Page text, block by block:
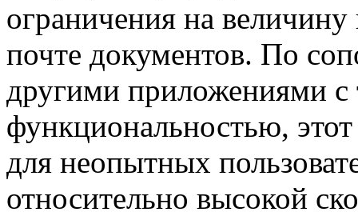
ограничения на
почте документов. По
другими приложениями с
функциональностью,
для неопытных
относительно высокой